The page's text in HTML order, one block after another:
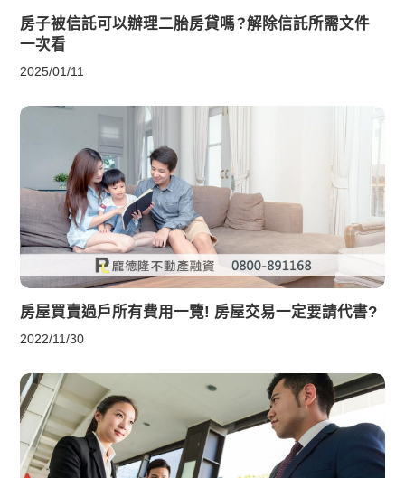
房子被信託可以辦理二胎房貸嗎？解除信託所需文件
一次看
2025/01/11
房屋買賣過戶所有費用一覽! 房屋交易一定要請代書?
2022/11/30